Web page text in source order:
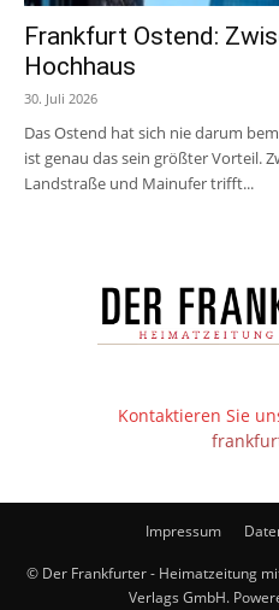
Frankfurt Ostend:
Hochhaus
30. Juli 2026
Das Ostend hat sich nie darum
ist genau das sein größter Vorteil.
Landstraße und Mainufer trifft...
Kontaktieren Sie
Impressum
© Der Frankfurter - Heimatzeitung
Verlags GmbH.